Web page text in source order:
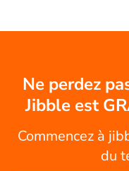
Ne perdez
Jibble est
Commencez à
du